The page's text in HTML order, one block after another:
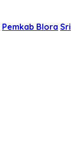
Pemkab Blora Sri